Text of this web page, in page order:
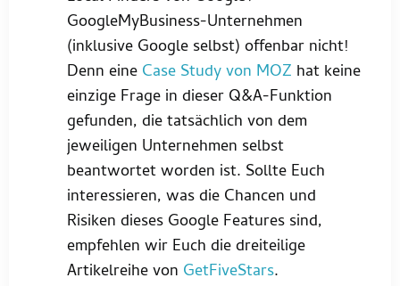
GoogleMyBusiness-Unternehmen
(inklusive Google selbst) offenbar nicht!
Denn eine Case Study von MOZ hat keine
einzige Frage in dieser Q&A-Funktion
gefunden, die tatsächlich von dem
jeweiligen Unternehmen selbst
beantwortet worden ist. Sollte Euch
interessieren, was die Chancen und
Risiken dieses Google Features sind,
empfehlen wir Euch die dreiteilige
Artikelreihe von GetFiveStars.